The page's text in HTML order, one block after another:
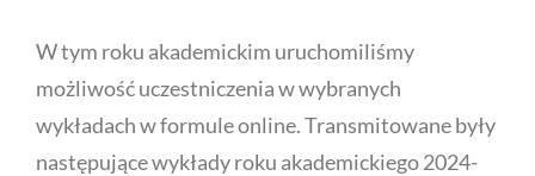
W tym roku akademickim uruchomiliśmy
możliwość uczestniczenia w wybranych
wykładach w formule online. Transmitowane były
następujące wykłady roku akademickiego 2024-